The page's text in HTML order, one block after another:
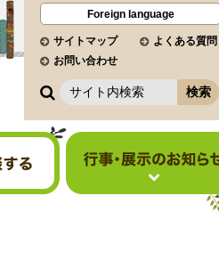
Foreign language
サイトマップ
よくある質問
お問い合わせ
サ
ト
内
行事・展示のお知らせ